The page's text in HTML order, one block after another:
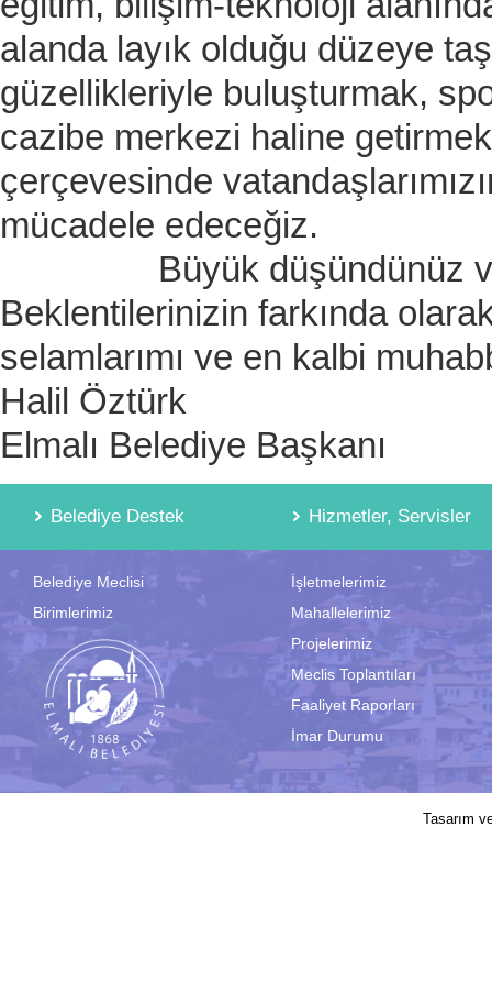
alanda layık olduğu düzeye
güzellikleriyle buluşturmak,
cazibe merkezi haline
çerçevesinde
mücadele edeceğiz.
Büyük düşündünüz ve
Beklentilerinizin farkında
selamlarımı ve en kalbi
Halil Öztürk
Elmalı Belediye Başkanı
Belediye Destek Hizmetler, Servisler
Belediye Meclisi
Birimlerimiz
İşletmelerimiz
Mahallelerimiz
Projelerimiz
Meclis Toplantıları
Faaliyet Raporları
İmar Durumu
Tasarım